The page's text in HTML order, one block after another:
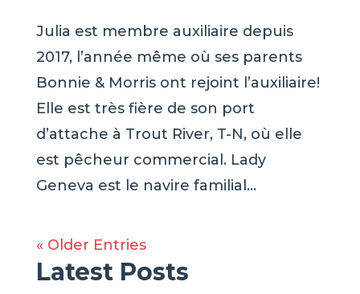
Julia est membre auxiliaire depuis
2017, l’année même où ses parents
Bonnie & Morris ont rejoint l’auxiliaire!
Elle est très fière de son port
d’attache à Trout River, T-N, où elle
est pêcheur commercial. Lady
Geneva est le navire familial...
« Older Entries
Latest Posts